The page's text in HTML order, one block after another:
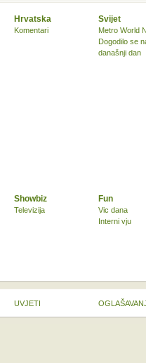
Hrvatska
Komentari
Svijet
Metro World
Dogodilo se
današnji dan
Showbiz
Televizija
Fun
Vic dana
Interni vju
UVJETI